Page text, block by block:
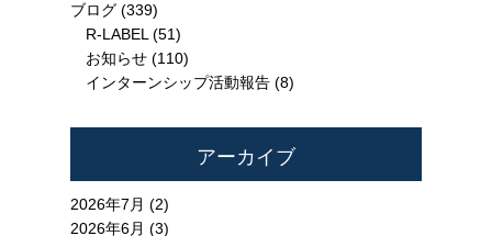
ブログ (339)
R-LABEL (51)
お知らせ (110)
インターンシップ活動報告 (8)
アーカイブ
2026年7月 (2)
2026年6月 (3)